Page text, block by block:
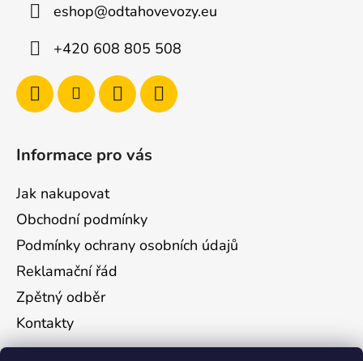
eshop@odtahovevozy.eu
+420 608 805 508
Informace pro vás
Jak nakupovat
Obchodní podmínky
Podmínky ochrany osobních údajů
Reklamační řád
Zpětný odběr
Kontakty